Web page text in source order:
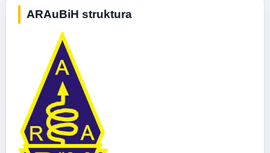
ARAuBiH struktura